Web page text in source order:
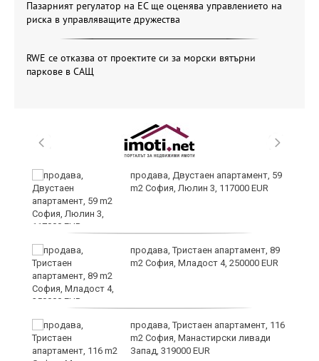
Пазарният регулатор на ЕС ще оценява управлението на
риска в управляващите дружества
RWE се отказва от проектите си за морски вятърни
паркове в САЩ
продава, Двустаен апартамент, 59
m2 София, Люлин 3, 117000 EUR
продава, Тристаен апартамент, 89
m2 София, Младост 4, 250000 EUR
продава, Тристаен апартамент, 116
m2 София, Манастирски ливади
Запад, 319000 EUR